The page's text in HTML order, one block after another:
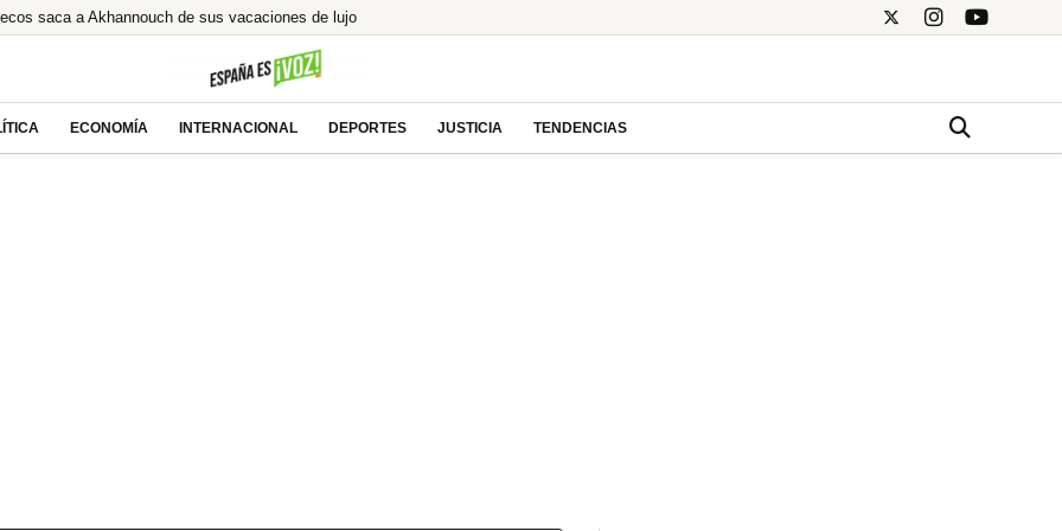
saca a Akhannouch de sus vacaciones de lujo
ante las esperanzas de acuerdo entre EEUU
de Brasil! ¿El asalto a los 13€ es inminente?
tras la millonaria compra
ECONOMÍA INTERNACIONAL DEPORTES JUSTICIA TENDENCIAS